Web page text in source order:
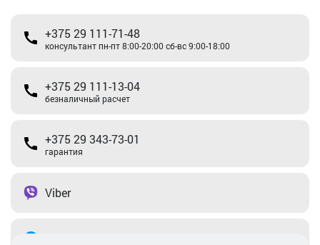
+375 29 111-71-48
консультант пн-пт 8:00-20:00 сб-вс 9:00-18:00
+375 29 111-13-04
безналичный расчет
+375 29 343-73-01
гарантия
Viber